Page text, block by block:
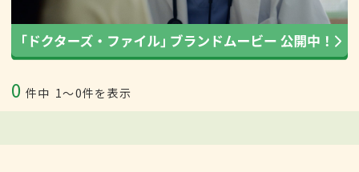
0 件中 1〜0件を表示